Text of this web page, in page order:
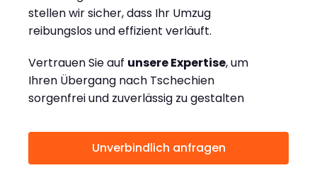
stellen wir sicher, dass Ihr Umzug
reibungslos und effizient verläuft.
Vertrauen Sie auf unsere Expertise, um
Ihren Übergang nach Tschechien
sorgenfrei und zuverlässig zu gestalten
Unverbindlich anfragen